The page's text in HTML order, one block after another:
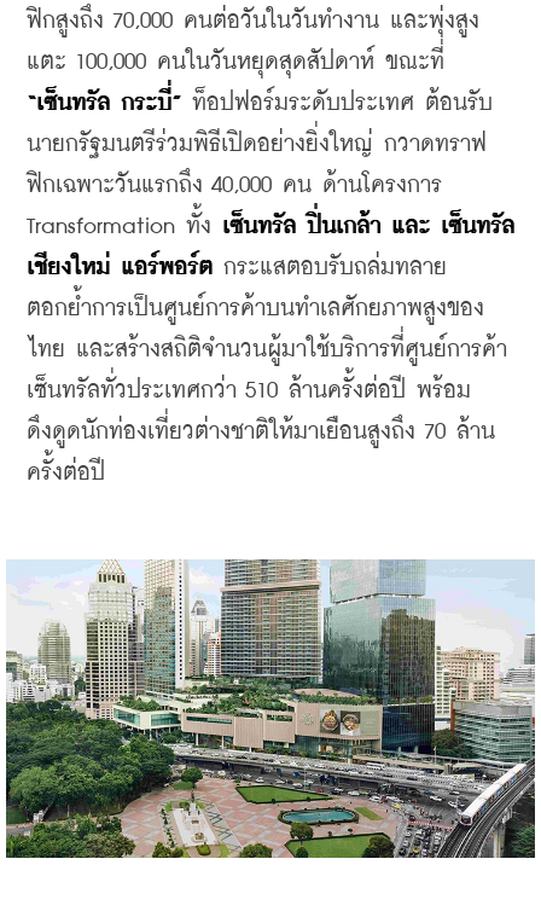
ฟิกสูงถึง 70,000 คนต่อวันในวันทำงาน และพุ่งสูง
“เซ็นทรัล กระบี่” ท็อปฟอร์มระดับประเทศ ต้อนรับ
นายกรัฐมนตรีร่วมพิธีเปิดอย่างยิ่งใหญ่ กวาดทราฟ
ฟิกเฉพาะวันแรกถึง 40,000 คน ด้านโครงการ
Transformation ทั้ง เซ็นทรัล ปิ่นเกล้า และ เซ็นทรัล
เชียงใหม่ แอร์พอร์ต กระแสตอบรับถล่มทลาย
ตอกย้ำการเป็นศูนย์การค้าบนทำเลศักยภาพสูงของ
ไทย และสร้างสถิติจำนวนผู้มาใช้บริการที่ศูนย์การค้า
เซ็นทรัลทั่วประเทศกว่า 510 ล้านครั้งต่อปี พร้อม
ดึงดูดนักท่องเที่ยวต่างชาติให้มาเยือนสูงถึง 70 ล้าน
ครั้งต่อปี